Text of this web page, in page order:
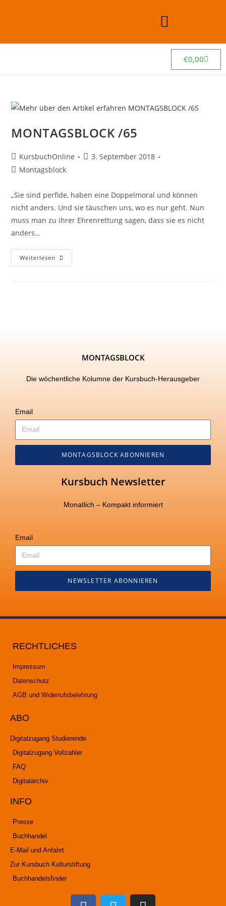
€0,00
MONTAGSBLOCK /65
KursbuchOnline
3. September 2018
Montagsblock
„Sie sind perfide, haben eine Doppelmoral und können
nicht anders. Und sie täuschen uns, wo es nur geht. Nun
muss man zu ihrer Ehrenrettung sagen, dass sie es nicht
anders…
Weiterlesen
MONTAGSBLOCK
Die wöchentliche Kolumne der Kursbuch-Herausgeber
Email
MONTAGSBLOCK ABONNIEREN
Kursbuch Newsletter
Monatlich – Kompakt informiert
Email
NEWSLETTER ABONNIEREN
RECHTLICHES
Impressum
Datenschutz
AGB und Widerrufsbelehrung
ABO
Digitalzugang Studierende
Digitalzugang Vollzahler
FAQ
Digitalarchiv
INFO
Presse
Buchhandel
E-Mail und Anfahrt
Zur Kursbuch Kulturstiftung
Buchhandelsfinder